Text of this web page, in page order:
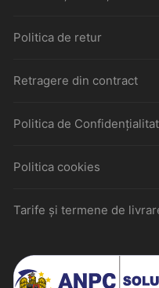
Politica de retur
Retragere din contract
Politica de
Politica cookies
Tarife și termene de